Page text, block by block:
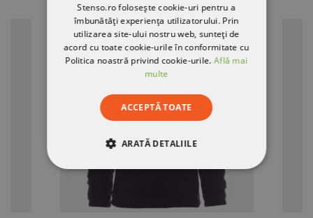
Stenso.ro folosește cookie-uri pentru a
îmbunătăți experiența utilizatorului. Prin
utilizarea site-ului nostru web, sunteți de
acord cu toate cookie-urile în conformitate cu
Politica noastră privind cookie-urile.Află mai
multe
ACCEPTĂ TOATE
ARATĂ DETALIILE
STRICT NECESARE
DE PERFORMANȚĂ